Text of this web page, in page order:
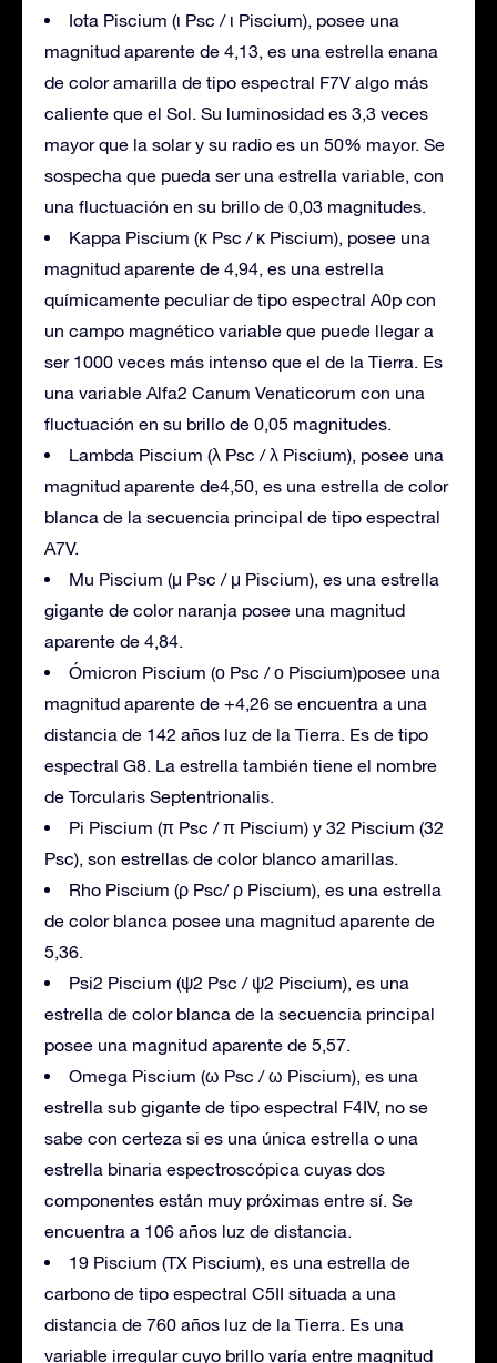
Iota Piscium (ι Psc / ι Piscium), posee una
magnitud aparente de 4,13, es una estrella enana
de color amarilla de tipo espectral F7V algo más
caliente que el Sol. Su luminosidad es 3,3 veces
mayor que la solar y su radio es un 50% mayor. Se
sospecha que pueda ser una estrella variable, con
una fluctuación en su brillo de 0,03 magnitudes.
Kappa Piscium (κ Psc / κ Piscium), posee una
magnitud aparente de 4,94, es una estrella
químicamente peculiar de tipo espectral A0p con
un campo magnético variable que puede llegar a
ser 1000 veces más intenso que el de la Tierra. Es
una variable Alfa2 Canum Venaticorum con una
fluctuación en su brillo de 0,05 magnitudes.
Lambda Piscium (λ Psc / λ Piscium), posee una
magnitud aparente de4,50, es una estrella de color
blanca de la secuencia principal de tipo espectral
A7V.
Mu Piscium (μ Psc / μ Piscium), es una estrella
gigante de color naranja posee una magnitud
aparente de 4,84.
Ómicron Piscium (ο Psc / ο Piscium)posee una
magnitud aparente de +4,26 se encuentra a una
distancia de 142 años luz de la Tierra. Es de tipo
espectral G8. La estrella también tiene el nombre
de Torcularis Septentrionalis.
Pi Piscium (π Psc / π Piscium) y 32 Piscium (32
Psc), son estrellas de color blanco amarillas.
Rho Piscium (ρ Psc/ ρ Piscium), es una estrella
de color blanca posee una magnitud aparente de
5,36.
Psi2 Piscium (ψ2 Psc / ψ2 Piscium), es una
estrella de color blanca de la secuencia principal
posee una magnitud aparente de 5,57.
Omega Piscium (ω Psc / ω Piscium), es una
estrella sub gigante de tipo espectral F4IV, no se
sabe con certeza si es una única estrella o una
estrella binaria espectroscópica cuyas dos
componentes están muy próximas entre sí. Se
encuentra a 106 años luz de distancia.
19 Piscium (TX Piscium), es una estrella de
carbono de tipo espectral C5II situada a una
distancia de 760 años luz de la Tierra. Es una
variable irregular cuyo brillo varía entre magnitud